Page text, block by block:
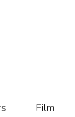
Film